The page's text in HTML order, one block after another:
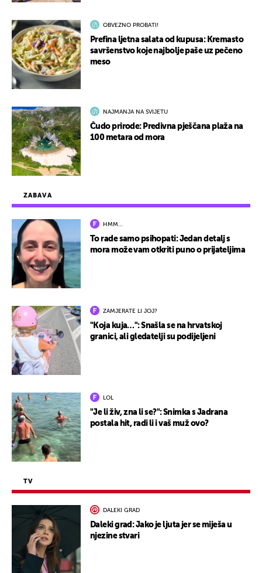
ZABAVA
HMM…
To rade samo psihopati: Jedan detalj s
mora može vam otkriti puno o prijateljima
ZAMJERATE LI JOJ?
"Koja kuja…": Snašla se na hrvatskoj
granici, ali gledatelji su podijeljeni
LOL
"Je li živ, zna li se?": Snimka s Jadrana
postala hit, radi li i vaš muž ovo?
TV
DALEKI GRAD
Daleki grad: Jako je ljuta jer se miješa u
njezine stvari
OBVEZNO PROBATI!
Prefina ljetna salata od kupusa: Kremasto
savršenstvo koje najbolje paše uz pečeno
meso
NAJMANJA NA SVIJETU
Čudo prirode: Predivna pješčana plaža na
100 metara od mora